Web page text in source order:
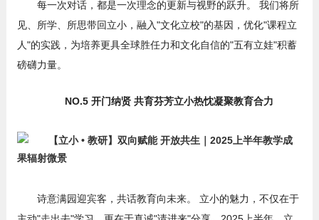
每一次对话，都是一次理念的更新与视野的跃升。 我们将所
见、所学、所思带回立小，融入"文化立校"的基因，优化"课程立
人"的实践，为培养更具全球胜任力和文化自信的"五有立娃"积蓄
磅礴力量。
NO.5 开门纳贤 共育芬芳立小热忱凝聚教育合力
诗意满园迎宾客，共话教育向未来。 立小的魅力，不仅在于